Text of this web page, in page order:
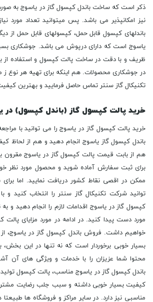
ذکر است که ساخت باندل کپسول گاز در یاسوج به
نیز امکانپذیر می باشد. پس میتوانید تعداد مورد
باندلهای کپسول قابل حمل، کپسولهای قابل حمل از
یاسوج است که دارای درپوش می باشد. جوشکاری
ظریف و با دقت در ساخت پالت کپسول و استفاده از
در جوشکاری محصولات. هم اینکه برای تهیه هر نوع
تکنیکال گاز سنتر تماس حاصل فرمایید و بهترین
خرید پالت کپسول گاز (باندل کپسول) در
خرید پالت کپسول گاز در یاسوج را می توانید با
باندل کپسول گاز یاسوج انجام دهید و هم از لحاظ
هم از بابت قیمت پالت کپسول گاز در یاسوج مقرون
برای ثبت سفارش آماده شوید و محصول مورد نظر
ممکن در اقصی نقاط کشور دریافت نمایید. اما
توانید شرکت تکنیکال گاز سنتر را انتخاب کنید و
کپسول گاز در یاسوج اقدامات لازم را انجام دهید و
مورد دست پیدا کنید. در ادامه در مورد مزایای پالت
خواهیم داشت. فروش باندل کپسول گاز در یاسوج،
بسیار خوبی برخوردار است که نه تنها در این بخش،
محتوا شما عزیزان را با خدمات و ویژگی های آن
باندل کپسول گاز در یاسوج مناسب، پالت کپسول تولید
کیفیت بسیار خوبی داشته و سبب جلب رضایت
مناسبی نیز دارد. در سایر مراکز و فروشگاه ها